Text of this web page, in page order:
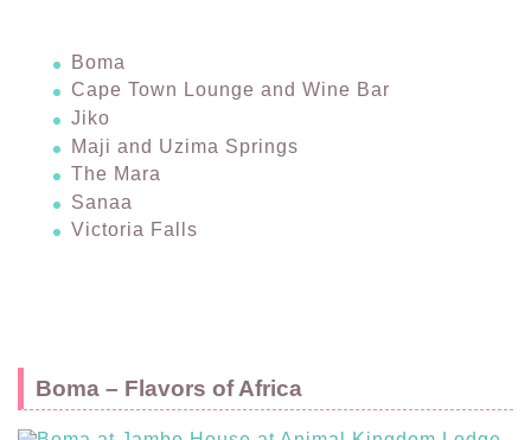
Boma
Cape Town Lounge and Wine Bar
Jiko
Maji and Uzima Springs
The Mara
Sanaa
Victoria Falls
Boma – Flavors of Africa